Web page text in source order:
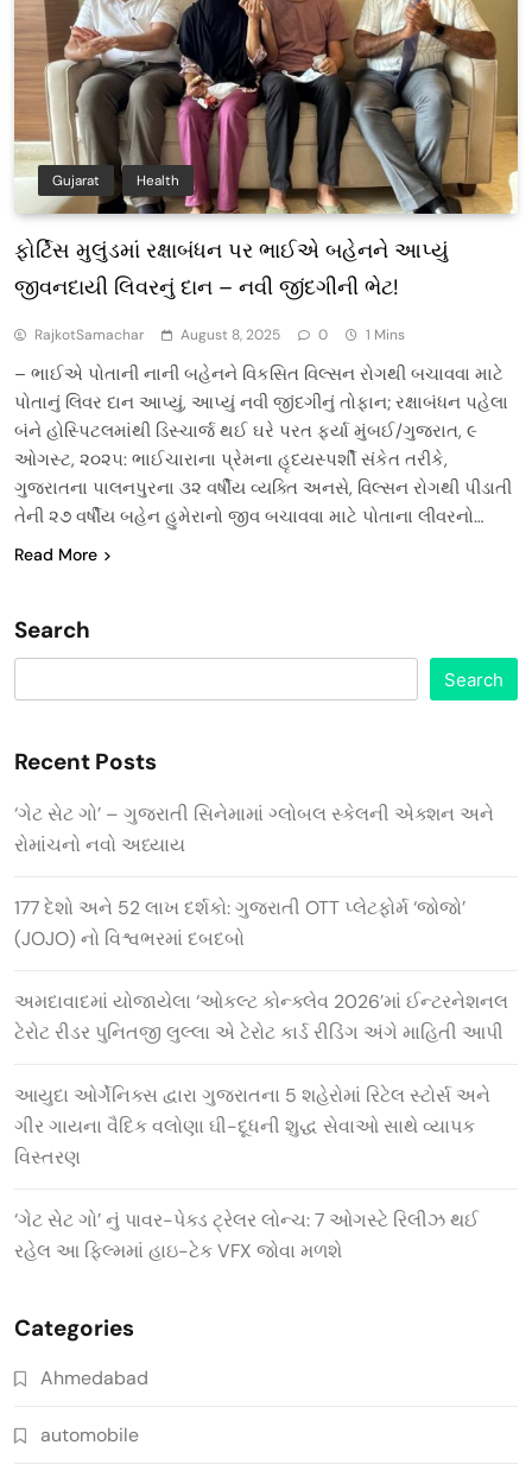
Gujarat Health
ફોર્ટિસ મુલુંડમાં રક્ષાબંધન પર ભાઈએ બહેનને આપ્યું
જીવનદાયી લિવરનું દાન – નવી જીંદગીની ભેટ!
RajkotSamachar August 8, 2025 0 1 Mins
– ભાઈએ પોતાની નાની બહેનને વિકસિત વિલ્સન રોગથી બચાવવા માટે
પોતાનું લિવર દાન આપ્યું, આપ્યું નવી જીંદગીનું તોફાન; રક્ષાબંધન પહેલા
બંને હોસ્પિટલમાંથી ડિસ્ચાર્જ થઈ ઘરે પરત ફર્યા મુંબઈ/ગુજરાત, ૯
ઓગસ્ટ, ૨૦૨૫: ભાઈચારાના પ્રેમના હૃદયસ્પર્શી સંકેત તરીકે,
ગુજરાતના પાલનપુરના ૩૨ વર્ષીય વ્યક્તિ અનસે, વિલ્સન રોગથી પીડાતી
તેની ૨૭ વર્ષીય બહેન હુમેરાનો જીવ બચાવવા માટે પોતાના લીવરનો…
Read More
Search
Search
Recent Posts
‘ગેટ સેટ ગો’ – ગુજરાતી સિનેમામાં ગ્લોબલ સ્કેલની એક્શન અને
રોમાંચનો નવો અધ્યાય
177 દેશો અને 52 લાખ દર્શકો: ગુજરાતી OTT પ્લેટફોર્મ ‘જોજો’
(JOJO) નો વિશ્વભરમાં દબદબો
અમદાવાદમાં યોજાયેલા ‘ઓકલ્ટ કોન્ક્લેવ 2026’માં ઈન્ટરનેશનલ
ટેરોટ રીડર પુનિતજી લુલ્લા એ ટેરોટ કાર્ડ રીડિંગ અંગે માહિતી આપી
આયુદા ઓર્ગેનિક્સ દ્વારા ગુજરાતના 5 શહેરોમાં રિટેલ સ્ટોર્સ અને
ગીર ગાયના વૈદિક વલોણા ઘી-દૂધની શુદ્ધ સેવાઓ સાથે વ્યાપક
વિસ્તરણ
‘ગેટ સેટ ગો’ નું પાવર-પેક્ડ ટ્રેલર લોન્ચ: 7 ઓગસ્ટે રિલીઝ થઈ
રહેલ આ ફિલ્મમાં હાઇ-ટેક VFX જોવા મળશે
Categories
Ahmedabad
automobile